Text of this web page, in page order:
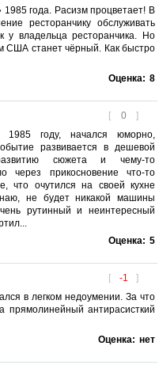
года. Расизм процветает! В
ресторанчику обслуживать
у владельца ресторанчика. Но
США станет чёрный. Как быстро
Оценка: 8
[ 0 ]
1985 году, начался юморно,
развивается в дешевой
сюжета и чему-то
через прикосновение что-то
что очутился на своей кухне
не будет никакой машины
рутинный и неинтересный
Оценка: 5
[ -1 ]
в легком недоумении. За что
антирасисткий
Оценка: нет